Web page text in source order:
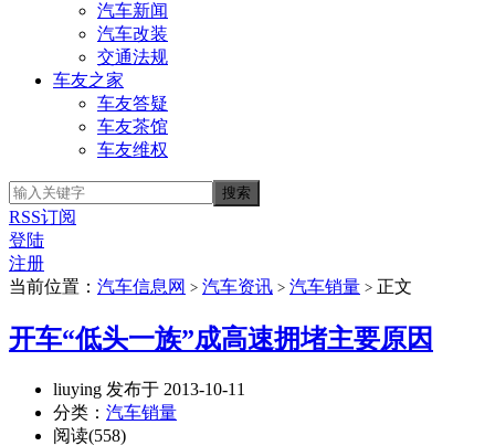
汽车新闻
汽车改装
交通法规
车友之家
车友答疑
车友茶馆
车友维权
RSS订阅
登陆
注册
当前位置： 汽车信息网 > 汽车资讯 > 汽车销量 > 正文
开车“低头一族”成高速拥堵主要原因
liuying 发布于 2013-10-11
分类： 汽车销量
阅读(558)